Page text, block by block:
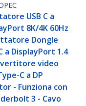
USB C a
8K/4K 60Hz
Dongle
a DisplayPort 1.4
video
C a DP
- Funziona con
3 - Cavo